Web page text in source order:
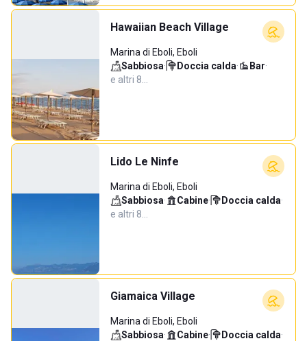
Hawaiian Beach Village
Marina di Eboli, Eboli
Sabbiosa· Doccia calda· Bar·
e altri 8…
Lido Le Ninfe
Marina di Eboli, Eboli
Sabbiosa· Cabine· Doccia calda·
e altri 8…
Giamaica Village
Marina di Eboli, Eboli
Sabbiosa· Cabine· Doccia calda·